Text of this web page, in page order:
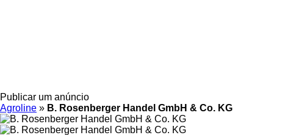
Publicar um anúncio
Agroline » B. Rosenberger Handel GmbH & Co. KG